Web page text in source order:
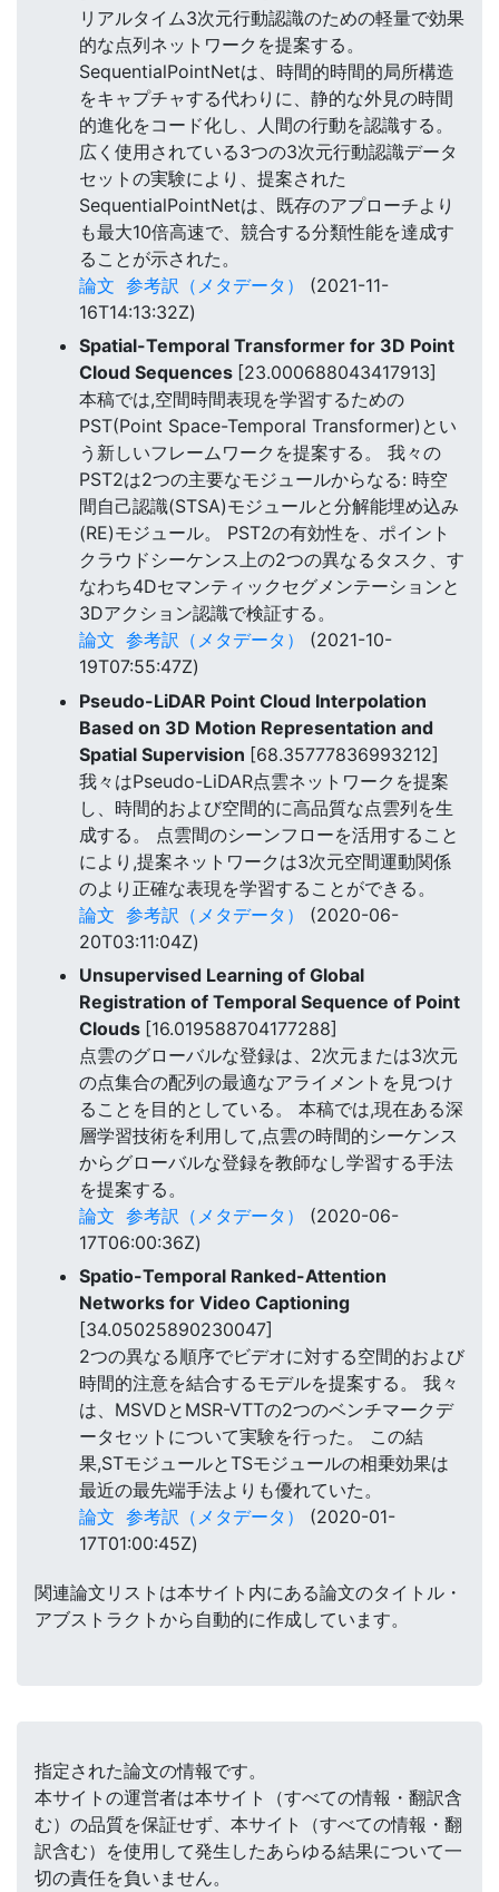
リアルタイム3次元行動認識のための軽量で効果
的な点列ネットワークを提案する。
SequentialPointNetは、時間的時間的局所構造
をキャプチャする代わりに、静的な外見の時間
的進化をコード化し、人間の行動を認識する。
広く使用されている3つの3次元行動認識データ
セットの実験により、提案された
SequentialPointNetは、既存のアプローチより
も最大10倍高速で、競合する分類性能を達成す
ることが示された。
論文 参考訳（メタデータ）
(2021-11-
16T14:13:32Z)
Spatial-Temporal Transformer for 3D Point
Cloud Sequences [23.000688043417913]
本稿では,空間時間表現を学習するための
PST(Point Space-Temporal Transformer)とい
う新しいフレームワークを提案する。 我々の
PST2は2つの主要なモジュールからなる: 時空
間自己認識(STSA)モジュールと分解能埋め込み
(RE)モジュール。 PST2の有効性を、ポイント
クラウドシーケンス上の2つの異なるタスク、す
なわち4Dセマンティックセグメンテーションと
3Dアクション認識で検証する。
論文 参考訳（メタデータ）
(2021-10-
19T07:55:47Z)
Pseudo-LiDAR Point Cloud Interpolation
Based on 3D Motion Representation and
Spatial Supervision [68.35777836993212]
我々はPseudo-LiDAR点雲ネットワークを提案
し、時間的および空間的に高品質な点雲列を生
成する。 点雲間のシーンフローを活用すること
により,提案ネットワークは3次元空間運動関係
のより正確な表現を学習することができる。
論文 参考訳（メタデータ）
(2020-06-
20T03:11:04Z)
Unsupervised Learning of Global
Registration of Temporal Sequence of Point
Clouds [16.019588704177288]
点雲のグローバルな登録は、2次元または3次元
の点集合の配列の最適なアライメントを見つけ
ることを目的としている。 本稿では,現在ある深
層学習技術を利用して,点雲の時間的シーケンス
からグローバルな登録を教師なし学習する手法
を提案する。
論文 参考訳（メタデータ）
(2020-06-
17T06:00:36Z)
Spatio-Temporal Ranked-Attention
Networks for Video Captioning
[34.05025890230047]
2つの異なる順序でビデオに対する空間的および
時間的注意を結合するモデルを提案する。 我々
は、MSVDとMSR-VTTの2つのベンチマークデ
ータセットについて実験を行った。 この結
果,STモジュールとTSモジュールの相乗効果は
最近の最先端手法よりも優れていた。
論文 参考訳（メタデータ）
(2020-01-
17T01:00:45Z)
関連論文リストは本サイト内にある論文のタイトル・
アブストラクトから自動的に作成しています。
指定された論文の情報です。
本サイトの運営者は本サイト（すべての情報・翻訳含
む）の品質を保証せず、本サイト（すべての情報・翻
訳含む）を使用して発生したあらゆる結果について一
切の責任を負いません。